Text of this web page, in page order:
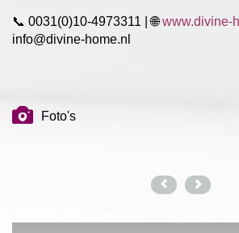
📞 0031(0)10-4973311 |🌐 www.divine-
info@divine-home.nl
Foto's